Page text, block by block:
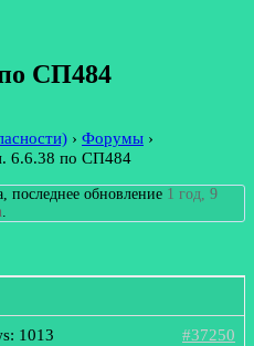
СП484
› Форумы ›
6.6.38 по СП484
последнее обновление 1 год, 9
1013 #37250